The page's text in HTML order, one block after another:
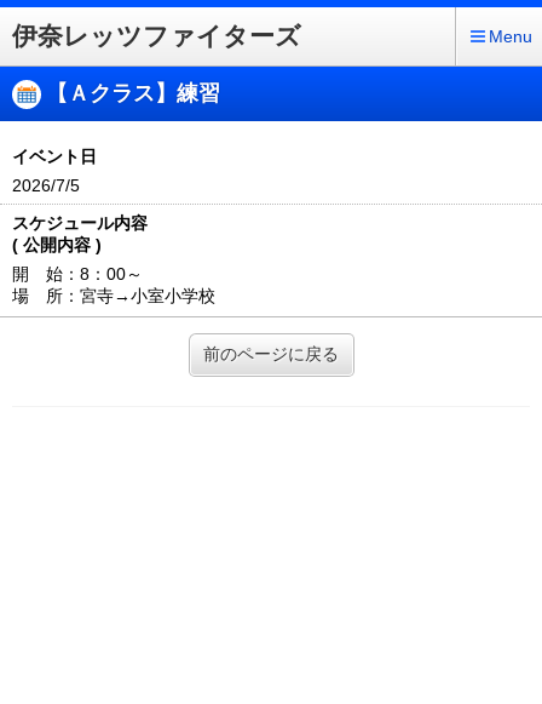
伊奈レッツファイターズ Menu
【Ａクラス】練習
イベント日
2026/7/5
スケジュール内容
( 公開内容 )
開 始：8：00～
場 所：宮寺→小室小学校
前のページに戻る